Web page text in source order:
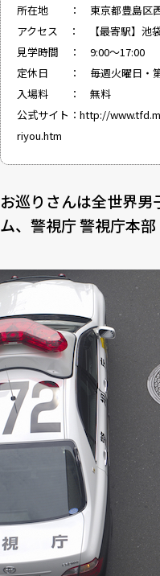
所在地 ： 東京都豊島区西
アクセス ： 【最寄駅】池
見学時間 ： 9:00～17:00
定休日 ： 毎週火曜日・第
入場料 ： 無料
公式サイト： http://
riyou.htm
お巡りさんは全世界
ム、警視庁 警視庁本部